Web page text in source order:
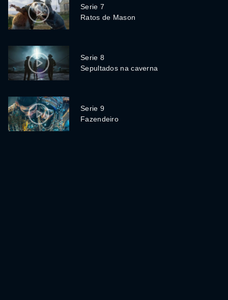
Serie 7
Ratos de Mason
Serie 8
Sepultados na caverna
Serie 9
Fazendeiro